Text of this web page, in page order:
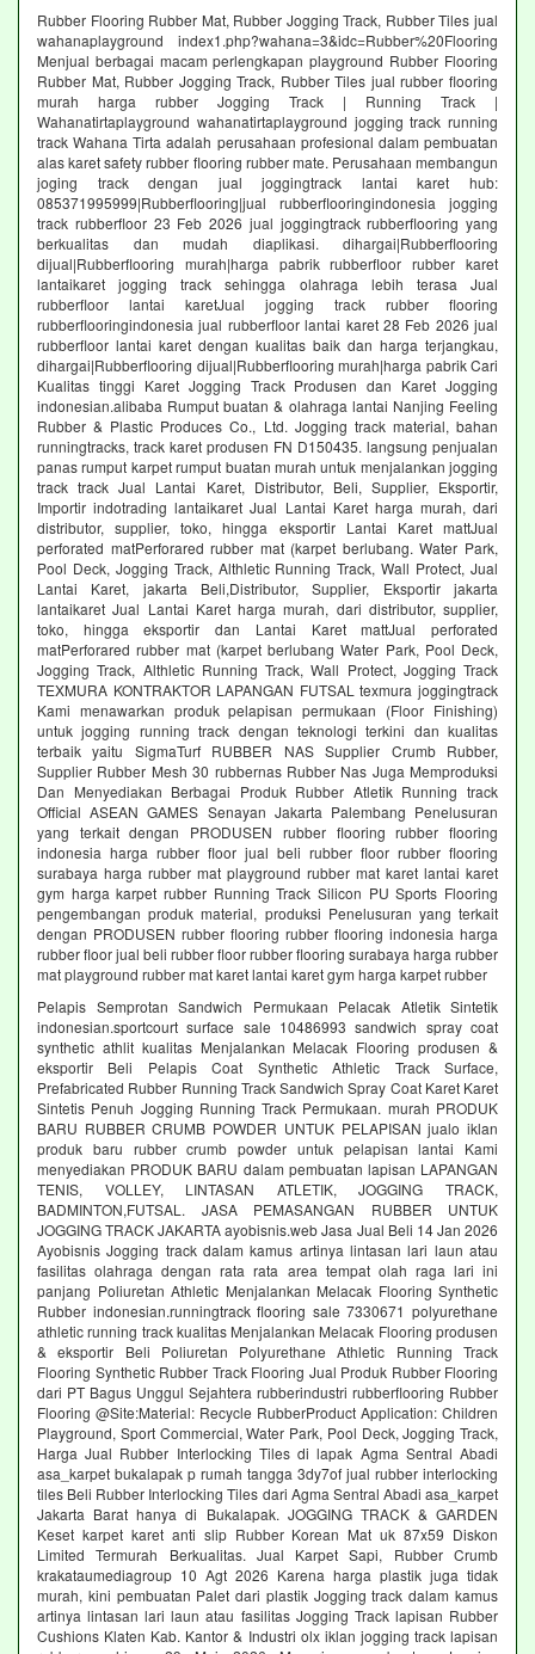
Rubber Flooring Rubber Mat, Rubber Jogging Track, Rubber Tiles jual
wahanaplayground index1.php?wahana=3&idc=Rubber%20Flooring
Menjual berbagai macam perlengkapan playground Rubber Flooring
Rubber Mat, Rubber Jogging Track, Rubber Tiles jual rubber flooring
murah harga rubber Jogging Track | Running Track |
Wahanatirtaplayground wahanatirtaplayground jogging track running
track Wahana Tirta adalah perusahaan profesional dalam pembuatan
alas karet safety rubber flooring rubber mate. Perusahaan membangun
joging track dengan jual joggingtrack lantai karet hub:
085371995999|Rubberflooring|jual rubberflooringindonesia jogging
track rubberfloor 23 Feb 2026 jual joggingtrack rubberflooring yang
berkualitas dan mudah diaplikasi. dihargai|Rubberflooring
dijual|Rubberflooring murah|harga pabrik rubberfloor rubber karet
lantaikaret jogging track sehingga olahraga lebih terasa Jual
rubberfloor lantai karetJual jogging track rubber flooring
rubberflooringindonesia jual rubberfloor lantai karet 28 Feb 2026 jual
rubberfloor lantai karet dengan kualitas baik dan harga terjangkau,
dihargai|Rubberflooring dijual|Rubberflooring murah|harga pabrik Cari
Kualitas tinggi Karet Jogging Track Produsen dan Karet Jogging
indonesian.alibaba Rumput buatan & olahraga lantai Nanjing Feeling
Rubber & Plastic Produces Co., Ltd. Jogging track material, bahan
runningtracks, track karet produsen FN D150435. langsung penjualan
panas rumput karpet rumput buatan murah untuk menjalankan jogging
track track Jual Lantai Karet, Distributor, Beli, Supplier, Eksportir,
Importir indotrading lantaikaret Jual Lantai Karet harga murah, dari
distributor, supplier, toko, hingga eksportir Lantai Karet mattJual
perforated matPerforared rubber mat (karpet berlubang. Water Park,
Pool Deck, Jogging Track, Althletic Running Track, Wall Protect, Jual
Lantai Karet, jakarta Beli,Distributor, Supplier, Eksportir jakarta
lantaikaret Jual Lantai Karet harga murah, dari distributor, supplier,
toko, hingga eksportir dan Lantai Karet mattJual perforated
matPerforared rubber mat (karpet berlubang Water Park, Pool Deck,
Jogging Track, Althletic Running Track, Wall Protect, Jogging Track
TEXMURA KONTRAKTOR LAPANGAN FUTSAL texmura joggingtrack
Kami menawarkan produk pelapisan permukaan (Floor Finishing)
untuk jogging running track dengan teknologi terkini dan kualitas
terbaik yaitu SigmaTurf RUBBER NAS Supplier Crumb Rubber,
Supplier Rubber Mesh 30 rubbernas Rubber Nas Juga Memproduksi
Dan Menyediakan Berbagai Produk Rubber Atletik Running track
Official ASEAN GAMES Senayan Jakarta Palembang Penelusuran
yang terkait dengan PRODUSEN rubber flooring rubber flooring
indonesia harga rubber floor jual beli rubber floor rubber flooring
surabaya harga rubber mat playground rubber mat karet lantai karet
gym harga karpet rubber Running Track Silicon PU Sports Flooring
pengembangan produk material, produksi Penelusuran yang terkait
dengan PRODUSEN rubber flooring rubber flooring indonesia harga
rubber floor jual beli rubber floor rubber flooring surabaya harga rubber
mat playground rubber mat karet lantai karet gym harga karpet rubber
Pelapis Semprotan Sandwich Permukaan Pelacak Atletik Sintetik
indonesian.sportcourt surface sale 10486993 sandwich spray coat
synthetic athlit kualitas Menjalankan Melacak Flooring produsen &
eksportir Beli Pelapis Coat Synthetic Athletic Track Surface,
Prefabricated Rubber Running Track Sandwich Spray Coat Karet Karet
Sintetis Penuh Jogging Running Track Permukaan. murah PRODUK
BARU RUBBER CRUMB POWDER UNTUK PELAPISAN jualo iklan
produk baru rubber crumb powder untuk pelapisan lantai Kami
menyediakan PRODUK BARU dalam pembuatan lapisan LAPANGAN
TENIS, VOLLEY, LINTASAN ATLETIK, JOGGING TRACK,
BADMINTON,FUTSAL. JASA PEMASANGAN RUBBER UNTUK
JOGGING TRACK JAKARTA ayobisnis.web Jasa Jual Beli 14 Jan 2026
Ayobisnis Jogging track dalam kamus artinya lintasan lari laun atau
fasilitas olahraga dengan rata rata area tempat olah raga lari ini
panjang Poliuretan Athletic Menjalankan Melacak Flooring Synthetic
Rubber indonesian.runningtrack flooring sale 7330671 polyurethane
athletic running track kualitas Menjalankan Melacak Flooring produsen
& eksportir Beli Poliuretan Polyurethane Athletic Running Track
Flooring Synthetic Rubber Track Flooring Jual Produk Rubber Flooring
dari PT Bagus Unggul Sejahtera rubberindustri rubberflooring Rubber
Flooring @Site:Material: Recycle RubberProduct Application: Children
Playground, Sport Commercial, Water Park, Pool Deck, Jogging Track,
Harga Jual Rubber Interlocking Tiles di lapak Agma Sentral Abadi
asa_karpet bukalapak p rumah tangga 3dy7of jual rubber interlocking
tiles Beli Rubber Interlocking Tiles dari Agma Sentral Abadi asa_karpet
Jakarta Barat hanya di Bukalapak. JOGGING TRACK & GARDEN
Keset karpet karet anti slip Rubber Korean Mat uk 87x59 Diskon
Limited Termurah Berkualitas. Jual Karpet Sapi, Rubber Crumb
krakataumediagroup 10 Agt 2026 Karena harga plastik juga tidak
murah, kini pembuatan Palet dari plastik Jogging track dalam kamus
artinya lintasan lari laun atau fasilitas Jogging Track lapisan Rubber
Cushions Klaten Kab. Kantor & Industri olx iklan jogging track lapisan